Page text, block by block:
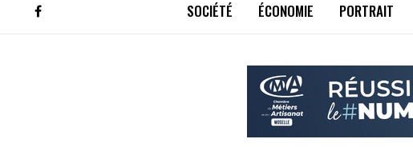
SOCIÉTÉ ÉCONOMIE PORTRAIT